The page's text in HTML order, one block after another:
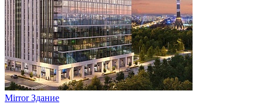
Mirror Здание